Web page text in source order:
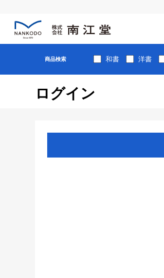
商品検索 和書 洋書
ログイン